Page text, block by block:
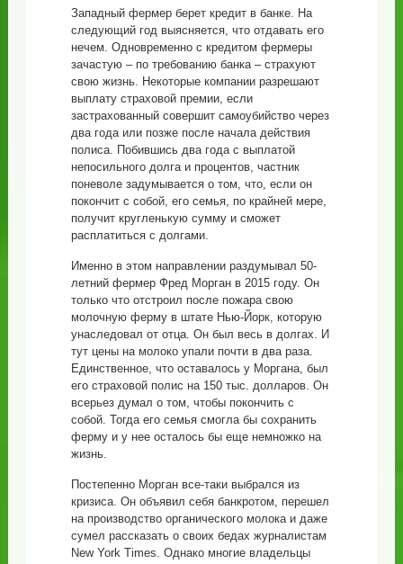
Западный фермер берет кредит в банке. На
следующий год выясняется, что отдавать его
нечем. Одновременно с кредитом фермеры
зачастую – по требованию банка – страхуют
свою жизнь. Некоторые компании разрешают
выплату страховой премии, если
застрахованный совершит самоубийство через
два года или позже после начала действия
полиса. Побившись два года с выплатой
непосильного долга и процентов, частник
поневоле задумывается о том, что, если он
покончит с собой, его семья, по крайней мере,
получит кругленькую сумму и сможет
расплатиться с долгами.
Именно в этом направлении раздумывал 50-
летний фермер Фред Морган в 2015 году. Он
только что отстроил после пожара свою
молочную ферму в штате Нью-Йорк, которую
унаследовал от отца. Он был весь в долгах. И
тут цены на молоко упали почти в два раза.
Единственное, что оставалось у Моргана, был
его страховой полис на 150 тыс. долларов. Он
всерьез думал о том, чтобы покончить с
собой. Тогда его семья смогла бы сохранить
ферму и у нее осталось бы еще немножко на
жизнь.
Постепенно Морган все-таки выбрался из
кризиса. Он объявил себя банкротом, перешел
на производство органического молока и даже
сумел рассказать о своих бедах журналистам
New York Times. Однако многие владельцы